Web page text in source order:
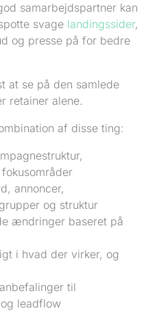
samarbejdspartner kan
svage landingssider,
og presse på for bedre
at se på den samlede
retainer alene.
af disse ting:
annoncer,
og struktur
ændringer baseret på
i hvad der virker, og
til
leadflow